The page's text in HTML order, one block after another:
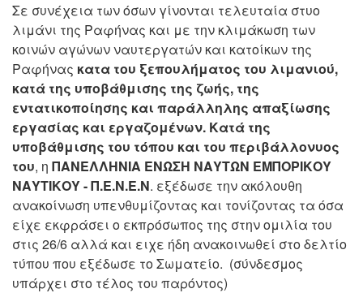
Σε συνέχεια των όσων γίνονται τελευταία στυο
λιμάνι της Ραφήνας και με την κλιμάκωση των
κοινών αγώνων ναυτεργατών και κατοίκων της
Ραφήνας κατα του ξεπουλήματος του λιμανιού,
κατά της υποβάθμισης της ζωής, της
εντατικοποίησης και παράλληλης απαξίωσης
εργασίας και εργαζομένων. Κατά της
υποβάθμισης του τόπου και του περιβάλλονυος
του, η ΠΑΝΕΛΛΗΝΙΑ ΕΝΩΣΗ ΝΑΥΤΩΝ ΕΜΠΟΡΙΚΟΥ
ΝΑΥΤΙΚΟΥ - Π.Ε.Ν.Ε.Ν. εξέδωσε την ακόλουθη
ανακοίνωση υπενθυμίζοντας και τονίζοντας τα όσα
είχε εκφράσει ο εκπρόσωπος της στην ομιλία του
στις 26/6 αλλά και ειχε ήδη ανακοινωθεί στο δελτίο
τύπου που εξέδωσε το Σωματείο. (σύνδεσμος
υπάρχει στο τέλος του παρόντος)